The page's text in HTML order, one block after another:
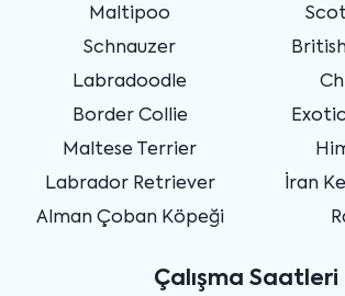
Maltipoo
Schnauzer
Labradoodle
Border Collie
Maltese Terrier
Labrador Retriever
Alman Çoban Köpeği
İran
Çalışma Saatleri